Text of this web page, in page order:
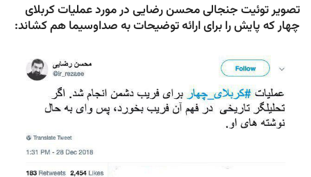
تصویر توئیت جنجالی محسن رضایی در مورد عملیات کربلای
چهار که پایش را برای ارائه توضیحات به صداوسیما هم کشاند: